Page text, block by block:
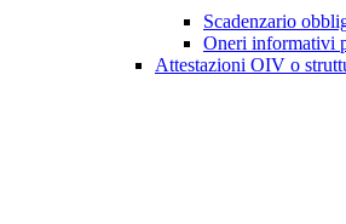
Scadenzario
Oneri informativi
Attestazioni OIV o